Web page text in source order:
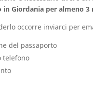
in Giordania per almeno 3
occorre inviarci per
del passaporto
telefono